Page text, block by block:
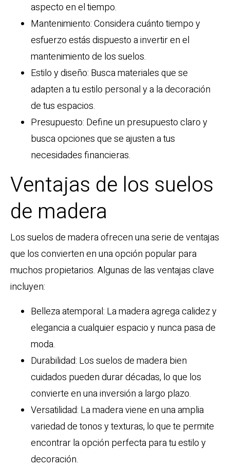
aspecto en el tiempo.
Mantenimiento: Considera cuánto tiempo y
esfuerzo estás dispuesto a invertir en el
mantenimiento de los suelos.
Estilo y diseño: Busca materiales que se
adapten a tu estilo personal y a la decoración
de tus espacios.
Presupuesto: Define un presupuesto claro y
busca opciones que se ajusten a tus
necesidades financieras.
Ventajas de los suelos
de madera
Los suelos de madera ofrecen una serie de ventajas
que los convierten en una opción popular para
muchos propietarios. Algunas de las ventajas clave
incluyen:
Belleza atemporal: La madera agrega calidez y
elegancia a cualquier espacio y nunca pasa de
moda.
Durabilidad: Los suelos de madera bien
cuidados pueden durar décadas, lo que los
convierte en una inversión a largo plazo.
Versatilidad: La madera viene en una amplia
variedad de tonos y texturas, lo que te permite
encontrar la opción perfecta para tu estilo y
decoración.